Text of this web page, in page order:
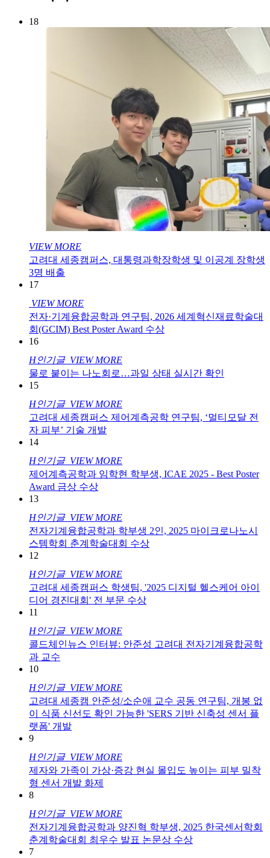
18
VIEW MORE
고려대 세종캠퍼스, 대통령과학장학생 및 이공계 장학생
3명 배출
17
VIEW MORE
전자·기계융합공학과 연구팀, 2026 세계혁신재료학술대
회(GCIM) Best Poster Award 수상
16
H인기글 VIEW MORE
물로 붙이는 나노회로…과일 상태 실시간 확인
15
H인기글 VIEW MORE
고려대 세종캠퍼스 제어계측공학 연구팀, ‘멀티모달 전
자 피부’ 기술 개발
14
H인기글 VIEW MORE
제어계측공학과 임학현 학부생, ICAE 2025 - Best Poster
Award 금상 수상
13
H인기글 VIEW MORE
전자기계융합공학과 학부생 2인, 2025 마이크로나노시
스템학회 춘계학술대회 수상
12
H인기글 VIEW MORE
고려대 세종캠퍼스 학생팀, '2025 디지털 헬스케어 아이
디어 경진대회' 전 부문 수상
11
H인기글 VIEW MORE
콜드체인뉴스 인터뷰: 안준성 고려대 전자기계융합공학
과 교수
10
H인기글 VIEW MORE
고려대 세종캠 안준성/소순애 교수 공동 연구팀, 개봉 없
이 식품 신선도 확인 가능한 'SERS 기반 신축성 센서 플
랫폼' 개발
9
H인기글 VIEW MORE
제자와 가족이 가상·증강 현실 몰입도 높이는 피부 밀착
형 센서 개발 화제
8
H인기글 VIEW MORE
전자기계융합공학과 양진혁 학부생, 2025 한국센서학회
춘계학술대회 최우수 발표 논문상 수상
7